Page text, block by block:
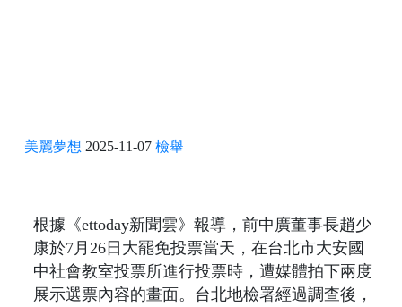
美麗夢想 2025-11-07 檢舉
根據《ettoday新聞雲》報導，前中廣董事長趙少
康於7月26日大罷免投票當天，在台北市大安國
中社會教室投票所進行投票時，遭媒體拍下兩度
展示選票內容的畫面。台北地檢署經過調查後，